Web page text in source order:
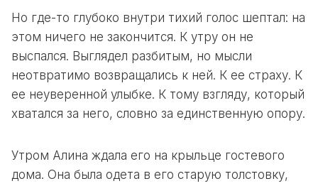
Но где-то глубоко внутри тихий голос шептал: на
этом ничего не закончится. К утру он не
выспался. Выглядел разбитым, но мысли
неотвратимо возвращались к ней. К ее страху. К
ее неуверенной улыбке. К тому взгляду, который
хватался за него, словно за единственную опору.
Утром Алина ждала его на крыльце гостевого
дома. Она была одета в его старую толстовку,